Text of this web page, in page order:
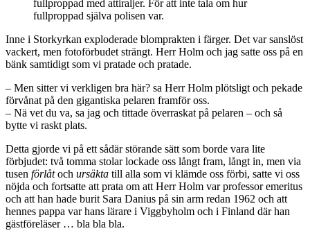
fullproppad med attiraljer. För att inte tala om hur
fullproppad själva polisen var.
Inne i Storkyrkan exploderade blomprakten i färger. Det var sanslöst
vackert, men fotoförbudet strängt. Herr Holm och jag satte oss på en
bänk samtidigt som vi pratade och pratade.
– Men sitter vi verkligen bra här? sa Herr Holm plötsligt och pekade
förvånat på den gigantiska pelaren framför oss.
– Nä vet du va, sa jag och tittade överraskat på pelaren – och så
bytte vi raskt plats.
Detta gjorde vi på ett sådär störande sätt som borde vara lite
förbjudet: två tomma stolar lockade oss långt fram, långt in, men via
tusen förlåtoch ursäkta till alla som vi klämde oss förbi, satte vi oss
nöjda och fortsatte att prata om att Herr Holm var professor emeritus
och att han hade burit Sara Danius på sin arm redan 1962 och att
hennes pappa var hans lärare i Viggbyholm och i Finland där han
gästföreläser … bla bla bla.